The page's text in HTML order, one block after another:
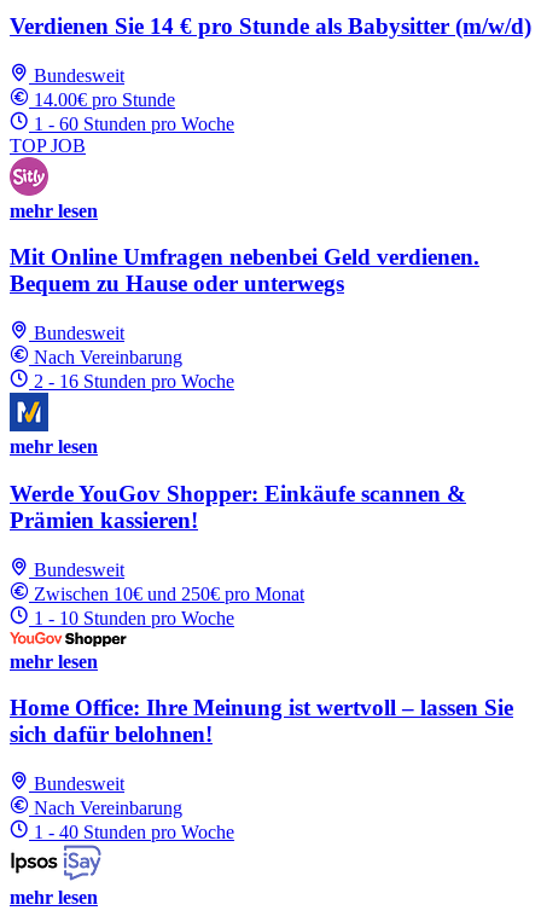
Verdienen Sie 14 € pro Stunde als Babysitter (m/w/d)
Bundesweit
14.00€ pro Stunde
1 - 60 Stunden pro Woche
TOP JOB
mehr lesen
Mit Online Umfragen nebenbei Geld verdienen.
Bequem zu Hause oder unterwegs
Bundesweit
Nach Vereinbarung
2 - 16 Stunden pro Woche
mehr lesen
Werde YouGov Shopper: Einkäufe scannen &
Prämien kassieren!
Bundesweit
Zwischen 10€ und 250€ pro Monat
1 - 10 Stunden pro Woche
mehr lesen
Home Office: Ihre Meinung ist wertvoll – lassen Sie
sich dafür belohnen!
Bundesweit
Nach Vereinbarung
1 - 40 Stunden pro Woche
mehr lesen